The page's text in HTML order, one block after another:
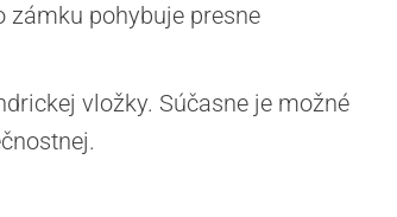
zámku pohybuje presne
vložky. Súčasne je možné